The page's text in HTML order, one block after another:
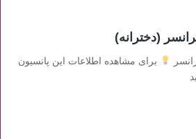
(دخترانه)
برای مشاهده اطلاعات این پانسیون